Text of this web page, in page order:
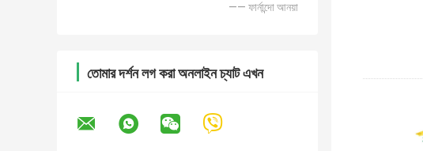
—— ফার্নান্দো আনয়া
তোমার দর্শন লগ করা অনলাইন চ্যাট এখন